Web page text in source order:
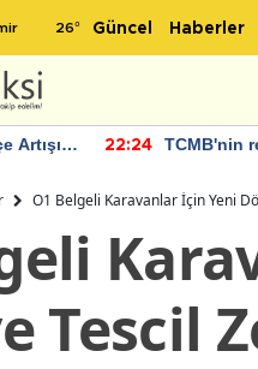
26° Güncel Haberler
Artışı
22:24
TCMB'nin
O1 Belgeli Karavanlar İçin Yeni
Tescil